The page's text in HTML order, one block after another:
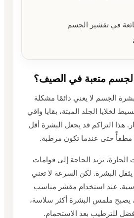
في تقشير الجسم
الجسم متعبة في الصيف؟
الجسم لا يعني دائمًا مشكلة
لخلايا الجلد الميتة، بقايا واقي
هذا التراكم قد يجعل البشرة أقل
مطفأً حتى عندما تكون مرطبة.
الحارة، تزيد الحاجة إلى قوامات
البشرة. لكن السرعة لا تعني
عند استخدام مقشر مناسب
يصبح ملمس البشرة أكثر سلاسة،
للترطيب بعد الاستحمام.